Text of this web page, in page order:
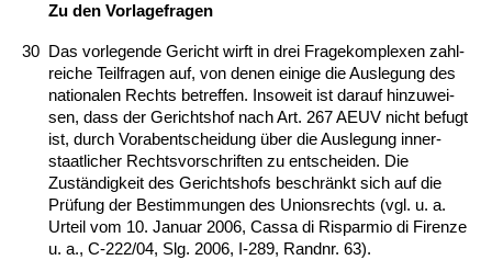
Zu den Vor­la­ge­fra­gen
30 Das vor­le­gen­de Ge­richt wirft in drei Fra­ge­kom­ple­xen zahl­
rei­che Teil­fra­gen auf, von de­nen ei­ni­ge die Aus­le­gung des
na­tio­na­len Rechts be­tref­fen. In­so­weit ist dar­auf hin­zu­wei­
sen, dass der Ge­richts­hof nach Art. 267 AEUV nicht be­fugt
ist, durch Vor­ab­ent­schei­dung über die Aus­le­gung in­ner­
staat­li­cher Rechts­vor­schrif­ten zu ent­schei­den. Die
Zuständig­keit des Ge­richts­hofs be­schränkt sich auf die
Prüfung der Be­stim­mun­gen des Uni­ons­rechts (vgl. u. a.
Ur­teil vom 10. Ja­nu­ar 2006, Cas­sa di Ris­par­mio di Firen­ze
u. a., C‑222/04, Slg. 2006, I‑289, Rand­nr. 63).